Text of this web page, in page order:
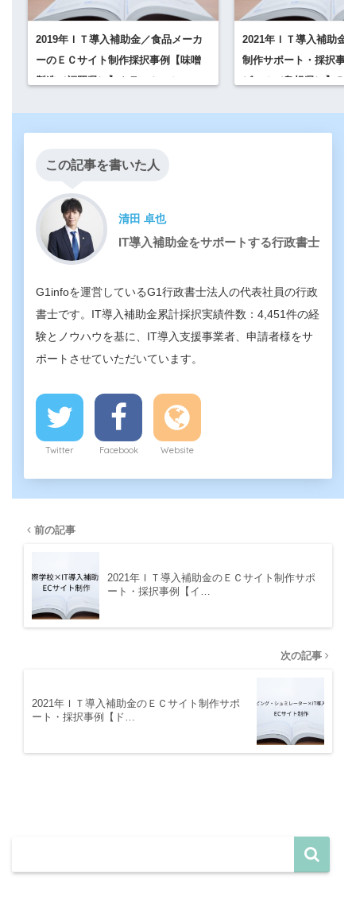
2019年ＩＴ導入補助金／食品メーカ
ーのＥＣサイト制作採択事例【味噌
製造（福岡県）】カラーミーショッ
2021年ＩＴ導入補助金
制作サポート・採択事
ビール（島根県）】Ｂ
この記事を書いた人
清田 卓也
IT導入補助金をサポートする行政書士
G1infoを運営しているG1行政書士法人の代表社員の行政
書士です。IT導入補助金累計採択実績件数：4,451件の経
験とノウハウを基に、IT導入支援事業者、申請者様をサ
ポートさせていただいています。
Twitter Facebook Website
前の記事
2021年ＩＴ導入補助金のＥＣサイト制作サポ
ート・採択事例【イ…
次の記事
2021年ＩＴ導入補助金のＥＣサイト制作サポ
ート・採択事例【ド…